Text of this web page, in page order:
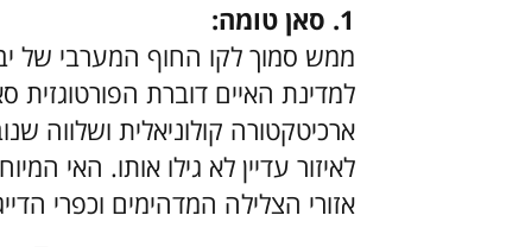
1. סאן טומה:
ממש סמוך לקו החוף המערבי של
למדינת האיים דוברת הפורטוגזית
ארכיטקטורה קולוניאלית ושלווה
לאיזור עדיין לא גילו אותו. האי
אזורי הצלילה המדהימים וכפרי